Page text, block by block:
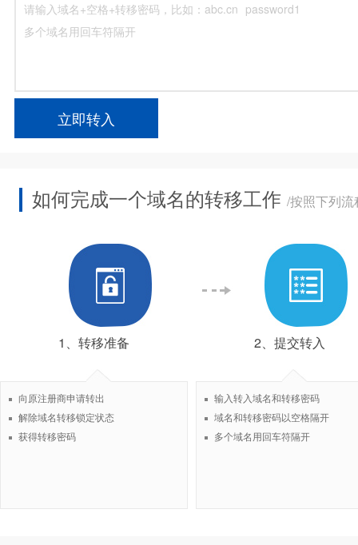
立即转入
如何完成一个域名的转移工作 /按照下列
1、转移准备
向原注册商申请转出
解除域名转移锁定状态
获得转移密码
2、提交转入
输入转入域名和转移密码
域名和转移密码以空格隔开
多个域名用回车符隔开